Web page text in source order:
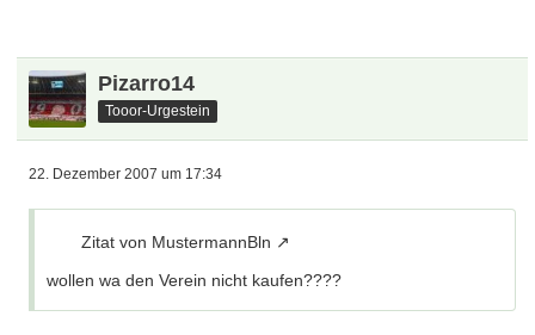
Pizarro14
Tooor-Urgestein
22. Dezember 2007 um 17:34
Zitat von MustermannBln
wollen wa den Verein nicht kaufen????